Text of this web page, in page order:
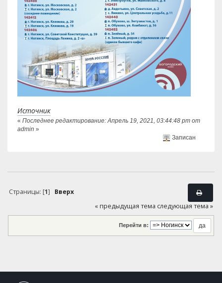
Источник
« Последнее редактирование: Апрель 19, 2021, 03:44:48 pm от
admin »
Записан
Страницы: [1] Вверх
« предыдущая тема следующая тема »
Перейти в: